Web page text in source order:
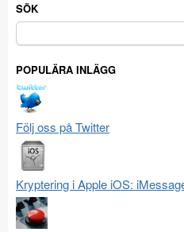
SÖK
Sök
efter:
POPULÄRA INLÄGG
Följ oss på Twitter
Kryptering i Apple iOS: